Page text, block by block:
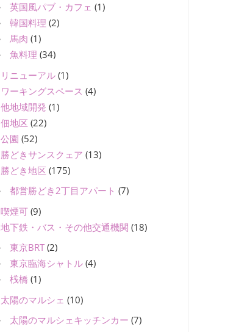
英国風パブ・カフェ (1)
韓国料理 (2)
馬肉 (1)
魚料理 (34)
リニューアル (1)
ワーキングスペース (4)
他地域開発 (1)
佃地区 (22)
公園 (52)
勝どきサンスクェア (13)
勝どき地区 (175)
都営勝どき2丁目アパート (7)
喫煙可 (9)
地下鉄・バス・その他交通機関 (18)
東京BRT (2)
東京臨海シャトル (4)
桟橋 (1)
太陽のマルシェ (10)
太陽のマルシェキッチンカー (7)